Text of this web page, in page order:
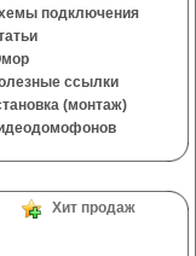
подключения
ссылки
(монтаж)
Хит продаж